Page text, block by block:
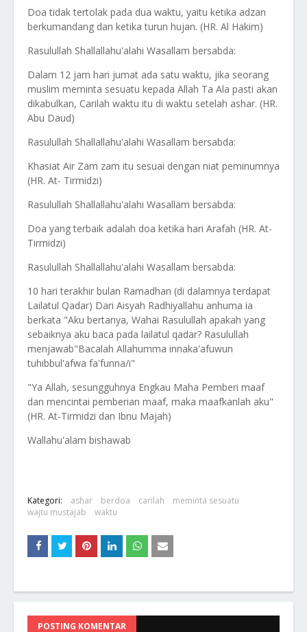
Doa tidak tertolak pada dua waktu, yaitu ketika adzan
berkumandang dan ketika turun hujan. (HR. Al Hakim)
Rasulullah Shallallahu'alahi Wasallam bersabda:
Dalam 12 jam hari jumat ada satu waktu, jika seorang
muslim meminta sesuatu kepada Allah Ta Ala pasti akan
dikabulkan, Carilah waktu itu di waktu setelah ashar. (HR.
Abu Daud)
Rasulullah Shallallahu'alahi Wasallam bersabda:
Khasiat Air Zam zam itu sesuai dengan niat peminumnya
(HR. At- Tirmidzi)
Rasulullah Shallallahu'alahi Wasallam bersabda:
Doa yang terbaik adalah doa ketika hari Arafah (HR. At-
Tirmidzi)
Rasulullah Shallallahu'alahi Wasallam bersabda:
10 hari terakhir bulan Ramadhan (di dalamnya terdapat
Lailatul Qadar) Dari Aisyah Radhiyallahu anhuma ia
berkata "Aku bertanya, Wahai Rasulullah apakah yang
sebaiknya aku baca pada lailatul qadar? Rasulullah
menjawab"Bacalah Allahumma innaka'afuwun
tuhibbul'afwa fa'funna/i"
"Ya Allah, sesungguhnya Engkau Maha Pemberi maaf
dan mencintai pemberian maaf, maka maafkanlah aku"
(HR. At-Tirmidzi dan Ibnu Majah)
Wallahu'alam bishawab
Kategori: ashar berdoa carilah
meminta sesuatu
wajtu mustajab
waktu
POSTING KOMENTAR